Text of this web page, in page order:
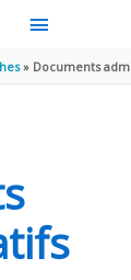
MENU
PRINCIPAL
Documents